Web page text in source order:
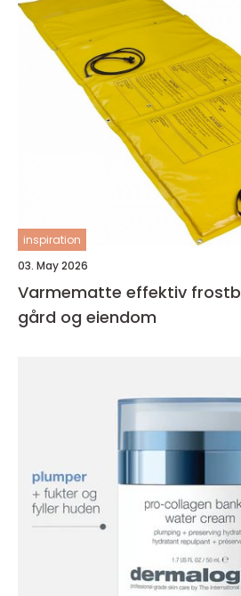
inspiration
03. May 2026
Varmematte effektiv frostbeskyttelse på
gård og eiendom